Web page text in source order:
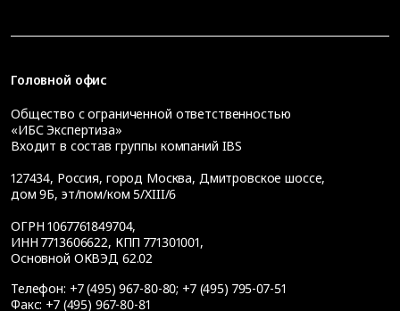
Головной офис
Общество с ограниченной ответственностью
«ИБС Экспертиза»
Входит в состав группы компаний IBS
127434, Россия, город Москва, Дмитровское шоссе,
дом 9Б, эт/пом/ком 5/XIII/6
ОГРН 1067761849704,
ИНН 7713606622, КПП 771301001,
Основной ОКВЭД 62.02
Телефон: +7 (495) 967-80-80; +7 (495) 795-07-51
Факс: +7 (495) 967-80-81